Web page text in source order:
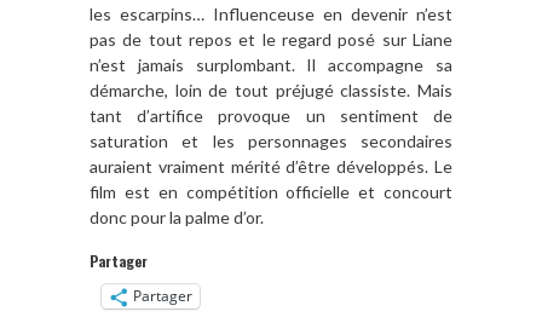
les escarpins… Influenceuse en devenir n’est
pas de tout repos et le regard posé sur Liane
n’est jamais surplombant. Il accompagne sa
démarche, loin de tout préjugé classiste. Mais
tant d’artifice provoque un sentiment de
saturation et les personnages secondaires
auraient vraiment mérité d’être développés. Le
film est en compétition officielle et concourt
donc pour la palme d’or.
Partager
Partager